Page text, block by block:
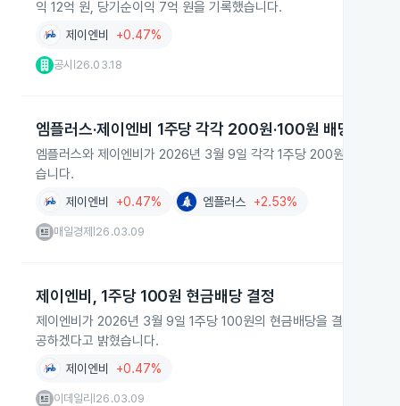
익 12억 원, 당기순이익 7억 원을 기록했습니다.
제이엔비 +0.47%
공시 26.03.18
엠플러스·제이엔비 1주당 각각 200원·100원 배당 결정
엠플러스와 제이엔비가 2026년 3월 9일 각각 1주당 200원과 100원
습니다.
제이엔비 +0.47% 엠플러스 +2.53%
매일경제 26.03.09
제이엔비, 1주당 100원 현금배당 결정
제이엔비가 2026년 3월 9일 1주당 100원의 현금배당을 결정했습니
공하겠다고 밝혔습니다.
제이엔비 +0.47%
이데일리 26.03.09